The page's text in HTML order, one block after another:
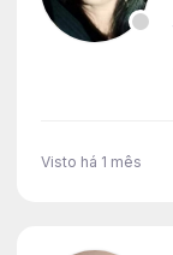
Visto há 1 mês